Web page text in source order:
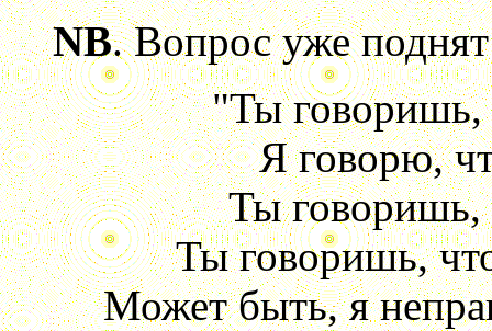
NB. Вопрос уже
"Ты говоришь,
Я говорю,
Ты говоришь,
Ты говоришь,
Может быть, я